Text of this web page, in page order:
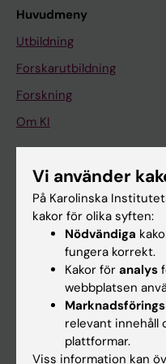
Huvudmeny
Utbildning
Forskarutbildning
Forskning
Om KI
På gång
Nyheter
Kalender
Student
Schema
Vi använder
På Karolinska
kakor för olika syften:
Nödvändiga
fungera korrekt.
Kakor för analys
webbplatsen
relevant innehåll
plattformar.
Viss information kan